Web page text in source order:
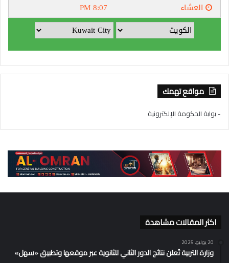
مواقع تهمك
- بوابة الحكومة الإلكترونية
اكثر المقالات مشاهدة
20 يوليو، 2025
وزارة التربية تُعلن نتائج الدور الثاني للثانوية عبر موقعها وتطبيق «سهل»